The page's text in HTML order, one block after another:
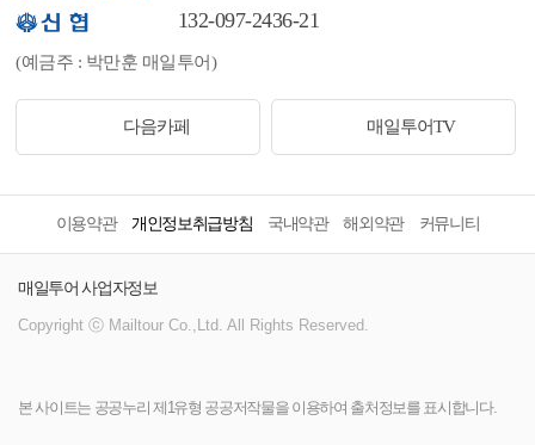
132-097-2436-21
(예금주 : 박만훈 매일투어)
다음카페 매일투어TV
이용약관 개인정보취급방침 국내약관 해외약관 커뮤니티
매일투어 사업자정보
Copyright ⓒ Mailtour Co.,Ltd. All Rights Reserved.
본 사이트는 공공누리 제1유형 공공저작물을 이용하여 출처정보를 표시합니다.